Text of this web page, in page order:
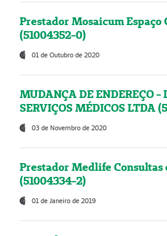
Prestador Mosaicum Espaço
(51004352-0)
01 de Outubro de 2020
MUDANÇA DE ENDEREÇO -
SERVIÇOS MÉDICOS LTDA
03 de Novembro de 2020
Prestador Medlife Consultas
(51004334-2)
01 de Janeiro de 2019